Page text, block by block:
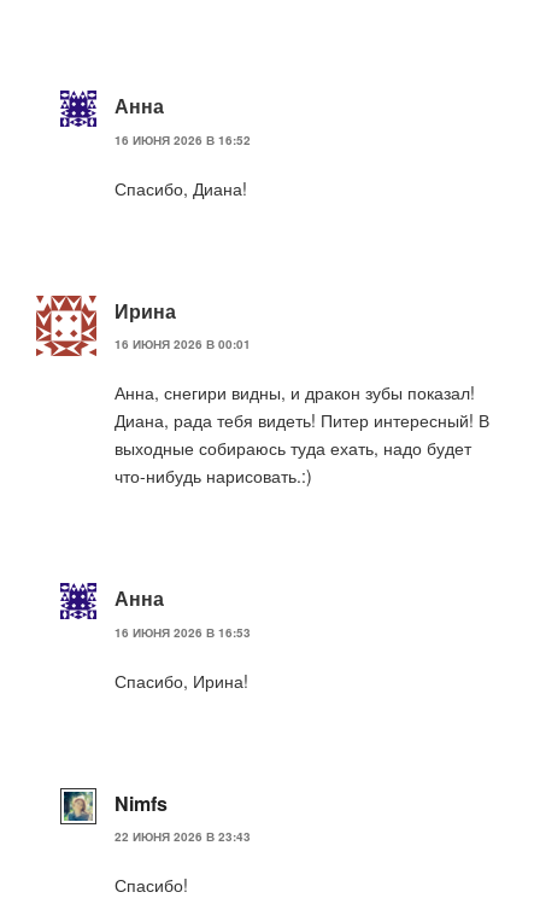
Анна
16 ИЮНЯ 2026 В 16:52
Спасибо, Диана!
Ирина
16 ИЮНЯ 2026 В 00:01
Анна, снегири видны, и дракон зубы показал!
Диана, рада тебя видеть! Питер интересный! В
выходные собираюсь туда ехать, надо будет
что-нибудь нарисовать.:)
Анна
16 ИЮНЯ 2026 В 16:53
Спасибо, Ирина!
Nimfs
22 ИЮНЯ 2026 В 23:43
Спасибо!